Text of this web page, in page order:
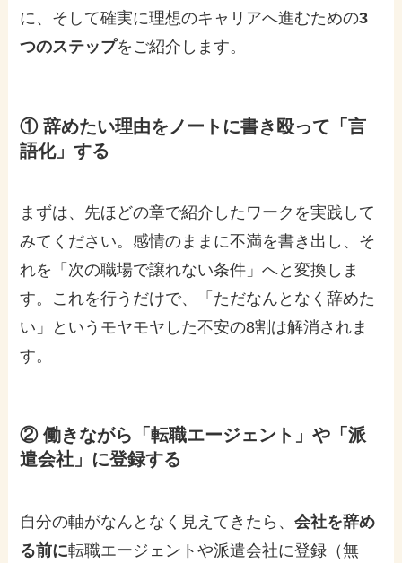
に、そして確実に理想のキャリアへ進むための3
つのステップをご紹介します。
① 辞めたい理由をノートに書き殴って「言
語化」する
まずは、先ほどの章で紹介したワークを実践して
みてください。感情のままに不満を書き出し、そ
れを「次の職場で譲れない条件」へと変換しま
す。これを行うだけで、「ただなんとなく辞めた
い」というモヤモヤした不安の8割は解消されま
す。
② 働きながら「転職エージェント」や「派
遣会社」に登録する
自分の軸がなんとなく見えてきたら、会社を辞め
る前に転職エージェントや派遣会社に登録（無